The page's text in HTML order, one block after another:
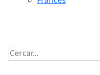
Cercar: